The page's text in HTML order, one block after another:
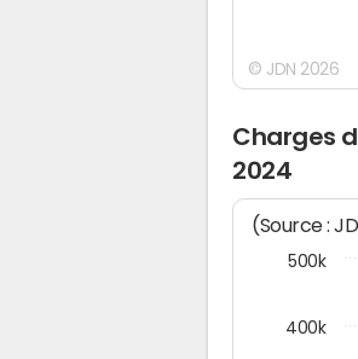
© JDN 2026
Charges
2024
(Source :
400k
500k